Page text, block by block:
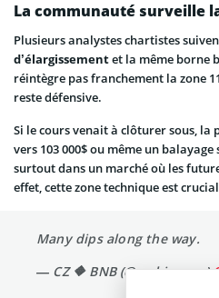
La communauté surveille
Plusieurs analystes chartistes
d’élargissementet la même borne
réintègre pas franchement la zone
reste défensive.
Si le cours venait à clôturer sous,
vers 103 000$ ou même un balayage
surtout dans un marché où les
effet, cette zone technique est
Many dips along the way.
— CZ 🔶 BNB (@cz_binance)